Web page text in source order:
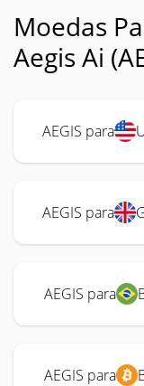
Moedas
Aegis Ai
AEGIS para
AEGIS para
AEGIS para
AEGIS para